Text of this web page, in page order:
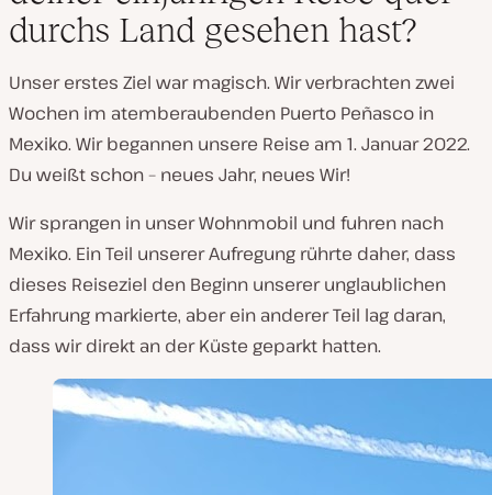
durchs Land gesehen hast?
Unser erstes Ziel war magisch. Wir verbrachten zwei
Wochen im atemberaubenden Puerto Peñasco in
Mexiko. Wir begannen unsere Reise am 1. Januar 2022.
Du weißt schon – neues Jahr, neues Wir!
Wir sprangen in unser Wohnmobil und fuhren nach
Mexiko. Ein Teil unserer Aufregung rührte daher, dass
dieses Reiseziel den Beginn unserer unglaublichen
Erfahrung markierte, aber ein anderer Teil lag daran,
dass wir direkt an der Küste geparkt hatten.